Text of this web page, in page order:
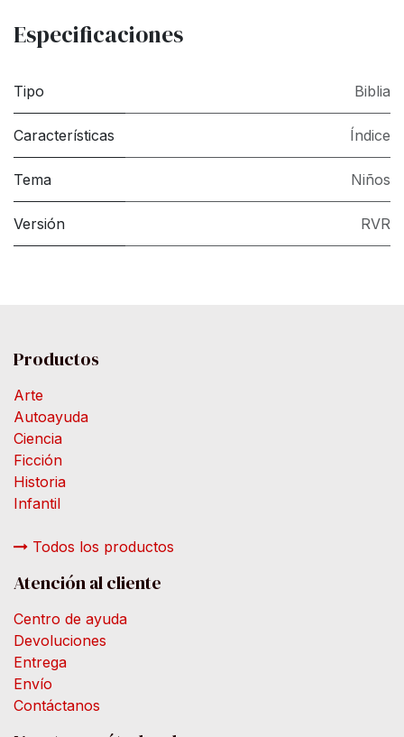
Especificaciones
Tipo Biblia
Características Índice
Tema Niños
Versión RVR
Productos
Arte
Autoayuda
Ciencia
Ficción
Historia
Infantil
Todos los productos
Atención al cliente
Centro de ayuda
Devoluciones
Entrega
Envío
Contáctanos